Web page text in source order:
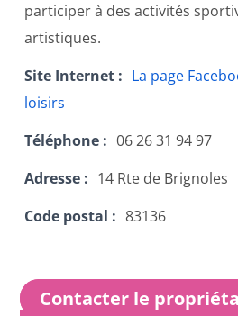
participer à des activités
artistiques.
Site Internet
La page
loisirs
Téléphone
06 26 31 94 97
Adresse
14 Rte de Brignoles
Code postal
83136
Contacter le